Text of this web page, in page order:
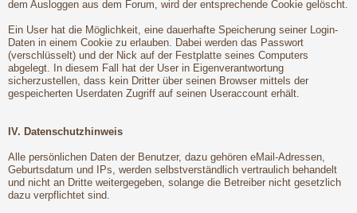
dem Ausloggen aus dem Forum, wird der entsprechende Cookie gelöscht.
Ein User hat die Möglichkeit, eine dauerhafte Speicherung seiner Login-
Daten in einem Cookie zu erlauben. Dabei werden das Passwort
(verschlüsselt) und der Nick auf der Festplatte seines Computers
abgelegt. In diesem Fall hat der User in Eigenverantwortung
sicherzustellen, dass kein Dritter über seinen Browser mittels der
gespeicherten Userdaten Zugriff auf seinen Useraccount erhält.
IV. Datenschutzhinweis
Alle persönlichen Daten der Benutzer, dazu gehören eMail-Adressen,
Geburtsdatum und IPs, werden selbstverständlich vertraulich behandelt
und nicht an Dritte weitergegeben, solange die Betreiber nicht gesetzlich
dazu verpflichtet sind.